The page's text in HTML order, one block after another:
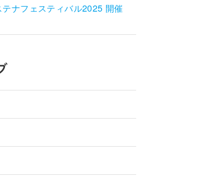
テナフェスティバル2025 開催